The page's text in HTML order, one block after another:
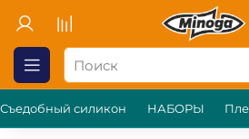
Съедобный силикон НАБОРЫ